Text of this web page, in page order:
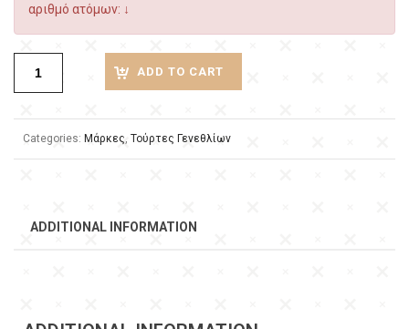
αριθμό ατόμων: ↓
ADD TO CART
Categories: Μάρκες Τούρτες Γενεθλίων
ADDITIONAL INFORMATION